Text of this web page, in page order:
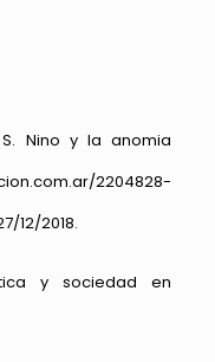
S. Nino y la anomia
2204828-
12/2018.
y sociedad en